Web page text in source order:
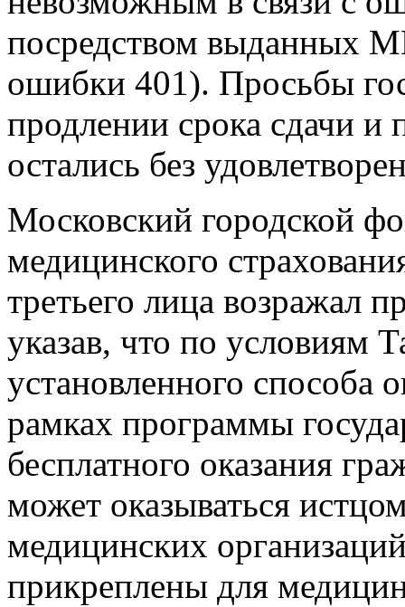
посредством выданных
ошибки 401). Просьбы
продлении срока сдачи и
остались без
Московский городской
медицинского
третьего лица возражал
указав, что по условиям
установленного способа
рамках программы
бесплатного оказания
может оказываться
медицинских
прикреплены для